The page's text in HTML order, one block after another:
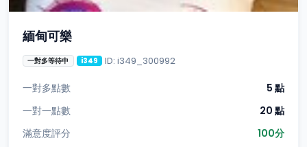
緬甸可樂
一對多等待中 i349 ID: i349_300992
一對多點數
5 點
一對一點數
20 點
滿意度評分
100分